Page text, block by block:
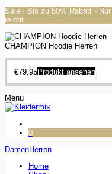
Sale - Bis zu 50% Rabatt -
reicht
CHAMPION Hoodie Herren
€79,95Produkt ansehen
Menu
0
DamenHerren
Home